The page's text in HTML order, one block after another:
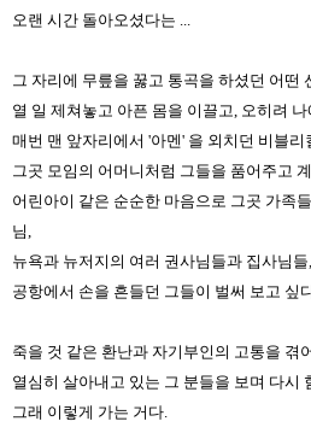
오랜 시간 돌아오셨다는 ...
그 자리에 무릎을 꿇고 통곡을 하셨던 어떤
열 일 제쳐놓고 아픈 몸을 이끌고, 오히려
매번 맨 앞자리에서 '아멘' 을 외치던 비블
그곳 모임의 어머니처럼 그들을 품어주고
어린아이 같은 순순한 마음으로 그곳 가족
님,
뉴욕과 뉴저지의 여러 권사님들과 집사님
공항에서 손을 흔들던 그들이 벌써 보고 싶
죽을 것 같은 환난과 자기부인의 고통을 겪
열심히 살아내고 있는 그 분들을 보며 다시
그래 이렇게 가는 거다.